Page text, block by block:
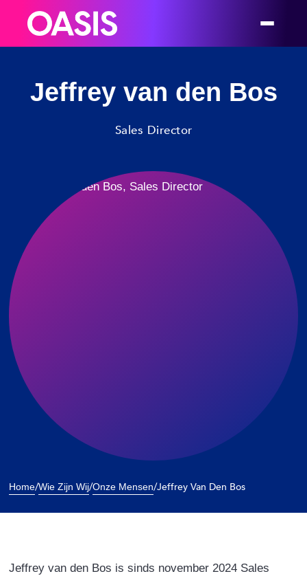
Jeffrey van den Bos
Sales Director
Home/Wie Zijn Wij/Onze Mensen/Jeffrey Van Den Bos
Jeffrey van den Bos is sinds november 2024 Sales